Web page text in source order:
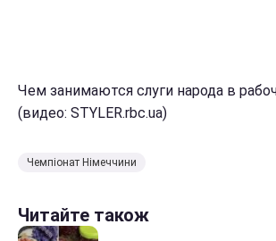
Чем занимаются слуги народа в
(видео: STYLER.rbc.ua)
Чемпіонат Німеччини
Читайте також